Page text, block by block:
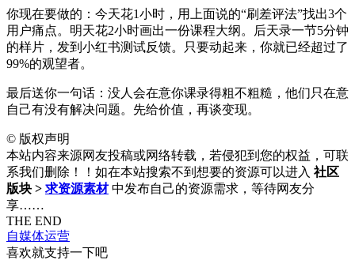
你现在要做的：今天花1小时，用上面说的“刷差评法”找出3个
用户痛点。明天花2小时画出一份课程大纲。后天录一节5分钟
的样片，发到小红书测试反馈。只要动起来，你就已经超过了
99%的观望者。
最后送你一句话：没人会在意你课录得粗不粗糙，他们只在意
自己有没有解决问题。先给价值，再谈变现。
© 版权声明
本站内容来源网友投稿或网络转载，若侵犯到您的权益，可联
系我们删除！！如在本站搜索不到想要的资源可以进入 社区
版块 > 求资源素材 中发布自己的资源需求，等待网友分
享……
THE END
自媒体运营
喜欢就支持一下吧